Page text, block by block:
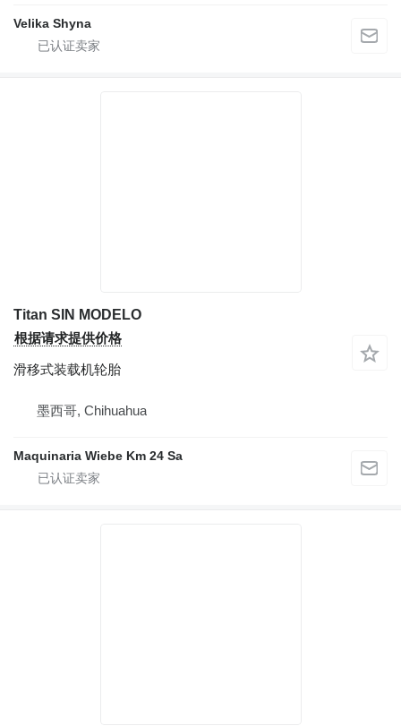
Velika Shyna
Titan SIN MODELO
根据请求提供价格
滑移式装载机轮胎
墨西哥, Chihuahua
Maquinaria Wiebe Km 24 Sa